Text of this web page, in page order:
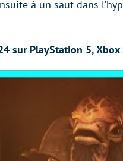
à un saut dans
sur PlayStation 5, Xbox